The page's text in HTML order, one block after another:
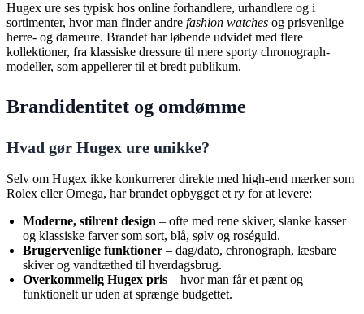
Hugex ure ses typisk hos online forhandlere, urhandlere og i
sortimenter, hvor man finder andre fashion watches og prisvenlige
herre- og dameure. Brandet har løbende udvidet med flere
kollektioner, fra klassiske dressure til mere sporty chronograph-
modeller, som appellerer til et bredt publikum.
Brandidentitet og omdømme
Hvad gør Hugex ure unikke?
Selv om Hugex ikke konkurrerer direkte med high-end mærker som
Rolex eller Omega, har brandet opbygget et ry for at levere:
Moderne, stilrent design – ofte med rene skiver, slanke kasser
og klassiske farver som sort, blå, sølv og roséguld.
Brugervenlige funktioner – dag/dato, chronograph, læsbare
skiver og vandtæthed til hverdagsbrug.
Overkommelig Hugex pris – hvor man får et pænt og
funktionelt ur uden at sprænge budgettet.